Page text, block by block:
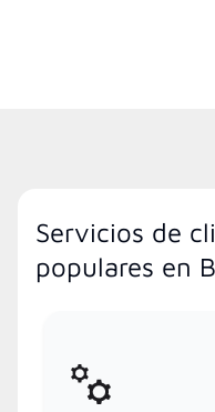
Servicios de
populares en